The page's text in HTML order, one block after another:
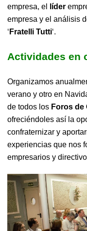
empresa, el líder
empresa y el análisis
‘Fratelli Tutti‘.
Actividades en
Organizamos
verano y otro en
de todos los Foros de
ofreciéndoles así la
confraternizar y
experiencias que nos
empresarios y